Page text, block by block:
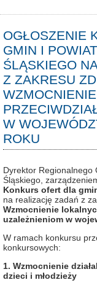
OGŁOSZENIE
GMIN I
ŚLĄSKIEGO
Z ZAKRESU
W
ROKU
Dyrektor Regionalnego
Śląskiego,
Konkurs ofert dla
na realizację zadań z
Wzmocnienie
uzależnieniom w
W ramach konkursu
konkursowych:
1. Wzmocnienie
dzieci i młodzieży